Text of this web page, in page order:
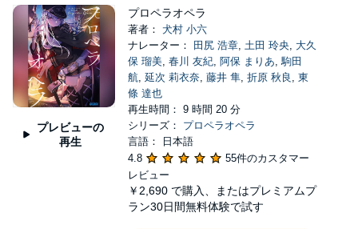
プレビューの
再生
プロペラオペラ
著者： 犬村 小六
ナレーター：
田尻 浩章, 土田 玲央, 大久
保 瑠美, 春川 友紀, 阿保 まりあ,駒田
航, 延次 莉衣奈, 藤井 隼, 折原 秋良 , 東
條 達也
再生時間： 9 時間 20 分
シリーズ： プロペラオペラ
言語： 日本語
4.8
55件のカスタマー
レビュー
￥2,690 で購入、またはプレミアムプ
ラン30日間無料体験で試す